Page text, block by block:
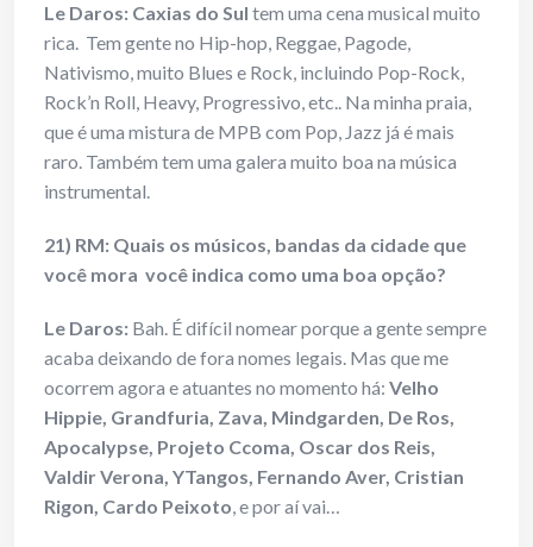
Le Daros: Caxias do Sul tem uma cena musical muito
rica. Tem gente no Hip-hop, Reggae, Pagode,
Nativismo, muito Blues e Rock, incluindo Pop-Rock,
Rock’n Roll, Heavy, Progressivo, etc.. Na minha praia,
que é uma mistura de MPB com Pop, Jazz já é mais
raro. Também tem uma galera muito boa na música
instrumental.
21) RM: Quais os músicos, bandas da cidade que
você mora você indica como uma boa opção?
Le Daros: Bah. É difícil nomear porque a gente sempre
acaba deixando de fora nomes legais. Mas que me
ocorrem agora e atuantes no momento há: Velho
Hippie, Grandfuria, Zava, Mindgarden, De Ros,
Apocalypse, Projeto Ccoma, Oscar dos Reis,
Valdir Verona, YTangos, Fernando Aver, Cristian
Rigon, Cardo Peixoto, e por aí vai…